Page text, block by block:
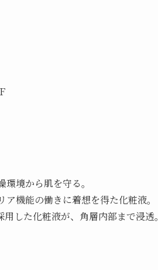
境から肌を守る。
機能の働きに着想を得た化粧液。
した化粧液が、角層内部まで浸透。